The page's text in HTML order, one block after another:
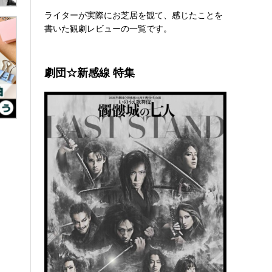
ライターが実際にお芝居を観て、感じたことを
書いた観劇レビューの一覧です。
劇団☆新感線 特集